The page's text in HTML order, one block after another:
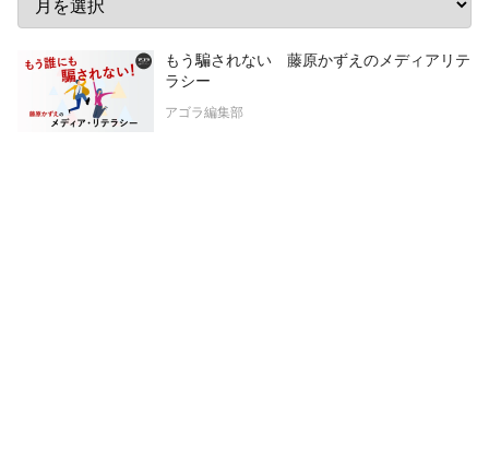
もう騙されない 藤原かずえのメディアリテ
ラシー
アゴラ編集部